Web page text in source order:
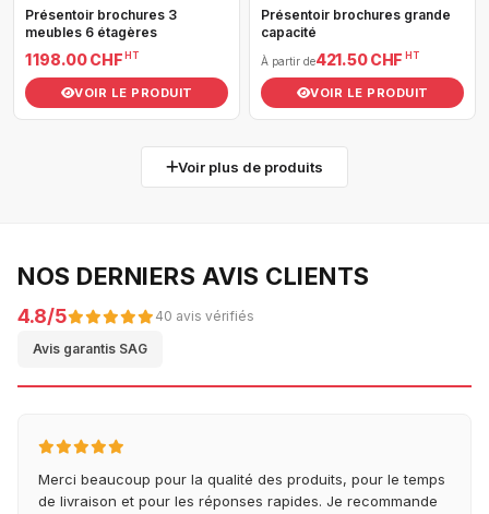
Présentoir brochures 3
meubles 6 étagères
1 198.00 CHF HT
VOIR LE PRODUIT
Présentoir brochures grande
capacité
À partir de421.50 CHF HT
VOIR LE PRODUIT
Voir plus de produits
NOS DERNIERS AVIS CLIENTS
4.8/5 40 avis vérifiés
Avis garantis SAG
Merci beaucoup pour la qualité des produits, pour le temps
de livraison et pour les réponses rapides. Je recommande